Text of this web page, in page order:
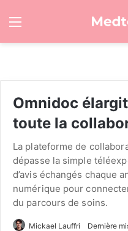
Menu
Omnidoc
toute la
La plateforme de
dépasse la simple
d’avis échangés chaque
numérique pour
du parcours de soins.
Mickael Lauffri Dernière